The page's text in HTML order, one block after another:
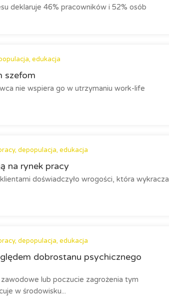
deklaruje 46% pracowników i 52% osób
edukacja
szefom
nie wspiera go w utrzymaniu work-life
depopulacja, edukacja
na rynek pracy
doświadczyło wrogości, która wykracza
depopulacja, edukacja
dobrostanu psychicznego
lub poczucie zagrożenia tym
w środowisku...